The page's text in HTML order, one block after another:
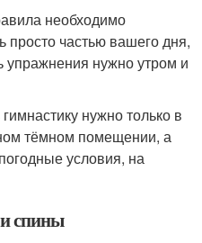
необходимо
просто частью вашего дня,
упражнения нужно утром и
нужно только в
тёмном помещении, а
условия, на
спины